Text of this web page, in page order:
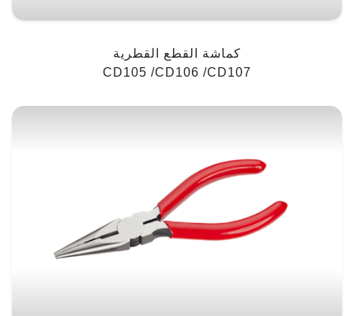
كماشة القطع القطرية
CD105 /CD106 /CD107